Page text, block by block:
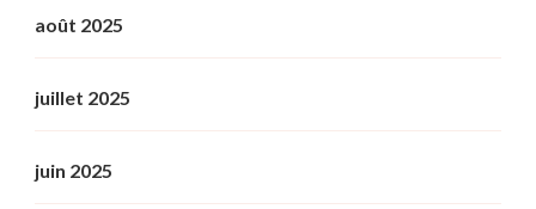
août 2025
juillet 2025
juin 2025